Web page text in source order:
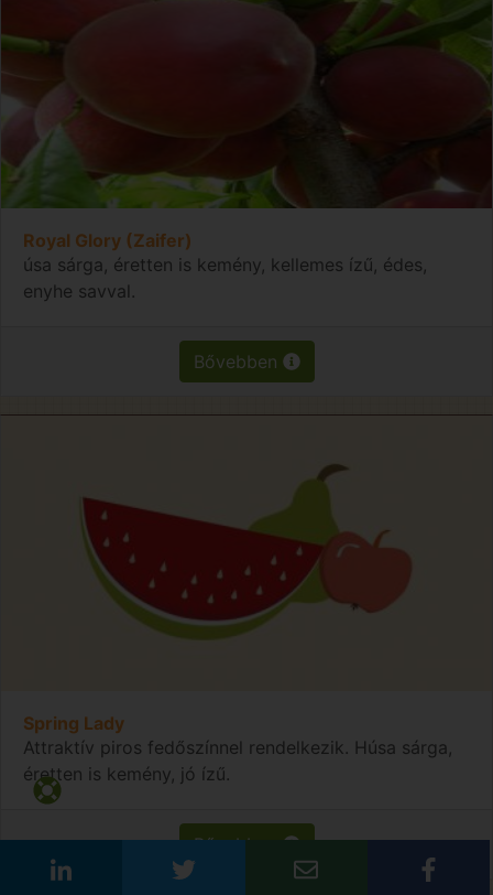
Royal Glory (Zaifer)
úsa sárga, éretten is kemény, kellemes ízű, édes,
enyhe savval.
Bővebben
Spring Lady
Attraktív piros fedőszínnel rendelkezik. Húsa sárga,
éretten is kemény, jó ízű.
Bővebben